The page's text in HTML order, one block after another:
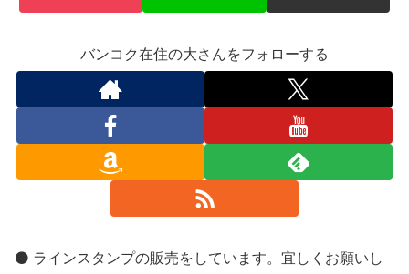
バンコク在住の大さんをフォローする
⚫️ ラインスタンプの販売をしています。宜しくお願いし